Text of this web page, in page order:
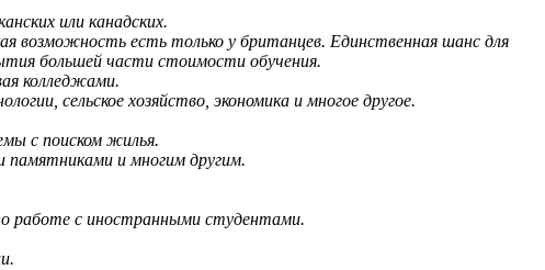
или канадских.
возможность есть только у британцев. Единственная шанс для
большей части стоимости обучения.
колледжами.
сельское хозяйство, экономика и многое другое.
с поиском жилья.
памятниками и многим другим.
работе с иностранными студентами.